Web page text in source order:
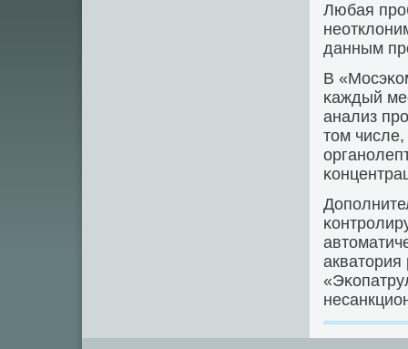
Любая
данным
В
κаждый
анализ
том числе,
акватория